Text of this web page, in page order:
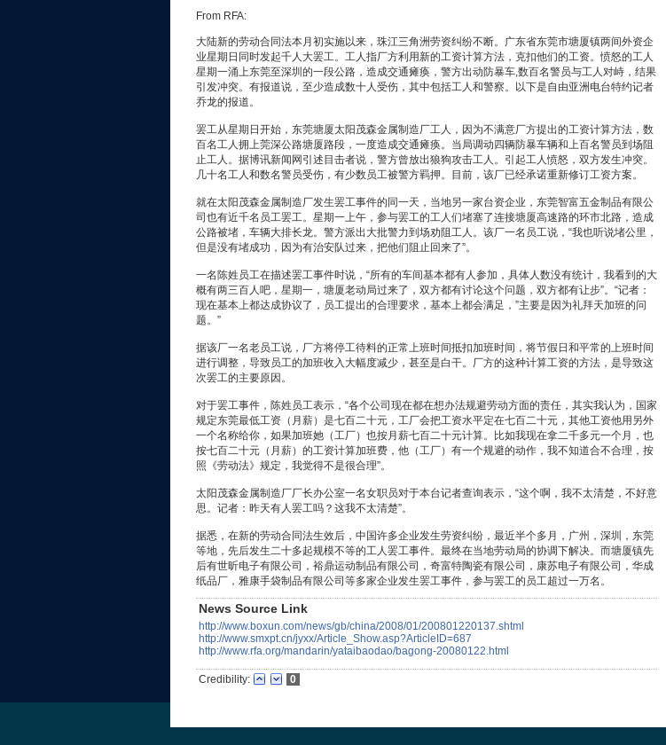
From RFA:
大陆新的劳动合同法本月初实施以来，珠江三角洲劳资纠纷不断。广东省东莞市塘厦镇两间外资企
业星期日同时发起千人大罢工。工人指厂方利用新的工资计算方法，克扣他们的工资。愤怒的工人
星期一涌上东莞至深圳的一段公路，造成交通瘫痪，警方出动防暴车,数百名警员与工人对峙，结果
引发冲突。有报道说，至少造成数十人受伤，其中包括工人和警察。以下是自由亚洲电台特约记者
乔龙的报道。
罢工从星期日开始，东莞塘厦太阳茂森金属制造厂工人，因为不满意厂方提出的工资计算方法，数
百名工人拥上莞深公路塘厦路段，一度造成交通瘫痪。当局调动四辆防暴车辆和上百名警员到场阻
止工人。据博讯新闻网引述目击者说，警方曾放出狼狗攻击工人。引起工人愤怒，双方发生冲突。
几十名工人和数名警员受伤，有少数员工被警方羁押。目前，该厂已经承诺重新修订工资方案。
就在太阳茂森金属制造厂发生罢工事件的同一天，当地另一家台资企业，东莞智富五金制品有限公
司也有近千名员工罢工。星期一上午，参与罢工的工人们堵塞了连接塘厦高速路的环市北路，造成
公路被堵，车辆大排长龙。警方派出大批警力到场劝阻工人。该厂一名员工说，“我也听说堵公里，
但是没有堵成功，因为有治安队过来，把他们阻止回来了”。
一名陈姓员工在描述罢工事件时说，“所有的车间基本都有人参加，具体人数没有统计，我看到的大
概有两三百人吧，星期一，塘厦老动局过来了，双方都有讨论这个问题，双方都有让步”。“记者：
现在基本上都达成协议了，员工提出的合理要求，基本上都会满足，”主要是因为礼拜天加班的问
题。”
据该厂一名老员工说，厂方将停工待料的正常上班时间抵扣加班时间，将节假日和平常的上班时间
进行调整，导致员工的加班收入大幅度减少，甚至是白干。厂方的这种计算工资的方法，是导致这
次罢工的主要原因。
对于罢工事件，陈姓员工表示，“各个公司现在都在想办法规避劳动方面的责任，其实我认为，国家
规定东莞最低工资（月薪）是七百二十元，工厂会把工资水平定在七百二十元，其他工资他用另外
一个名称给你，如果加班她（工厂）也按月薪七百二十元计算。比如我现在拿二千多元一个月，也
按七百二十元（月薪）的工资计算加班费，他（工厂）有一个规避的动作，我不知道合不合理，按
照《劳动法》规定，我觉得不是很合理”。
太阳茂森金属制造厂厂长办公室一名女职员对于本台记者查询表示，“这个啊，我不太清楚，不好意
思。记者：昨天有人罢工吗？这我不太清楚”。
据悉，在新的劳动合同法生效后，中国许多企业发生劳资纠纷，最近半个多月，广州，深圳，东莞
等地，先后发生二十多起规模不等的工人罢工事件。最终在当地劳动局的协调下解决。而塘厦镇先
后有世昕电子有限公司，裕鼎运动制品有限公司，奇富特陶瓷有限公司，康苏电子有限公司，华成
纸品厂，雅康手袋制品有限公司等多家企业发生罢工事件，参与罢工的员工超过一万名。
News Source Link
http://www.boxun.com/news/gb/china/2008/01/200801220137.shtml
http://www.smxpt.cn/jyxx/Article_Show.asp?ArticleID=687
http://www.rfa.org/mandarin/yataibaodao/bagong-20080122.html
Credibility: 0